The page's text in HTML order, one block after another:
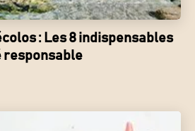
: Les 8 indispensables
responsable